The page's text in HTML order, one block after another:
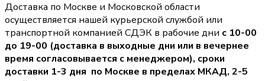
Доставка по Москве и Московской области
осуществляется нашей курьерской службой или
транспортной компанией СДЭК в рабочие дни с 10-00
до 19-00 (доставка в выходные дни или в вечернее
время согласовывается с менеджером), сроки
доставки 1-3 дня по Москве в пределах МКАД, 2-5